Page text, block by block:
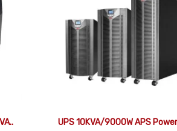
Vista rápida
UPS 10KVA/9000W APS